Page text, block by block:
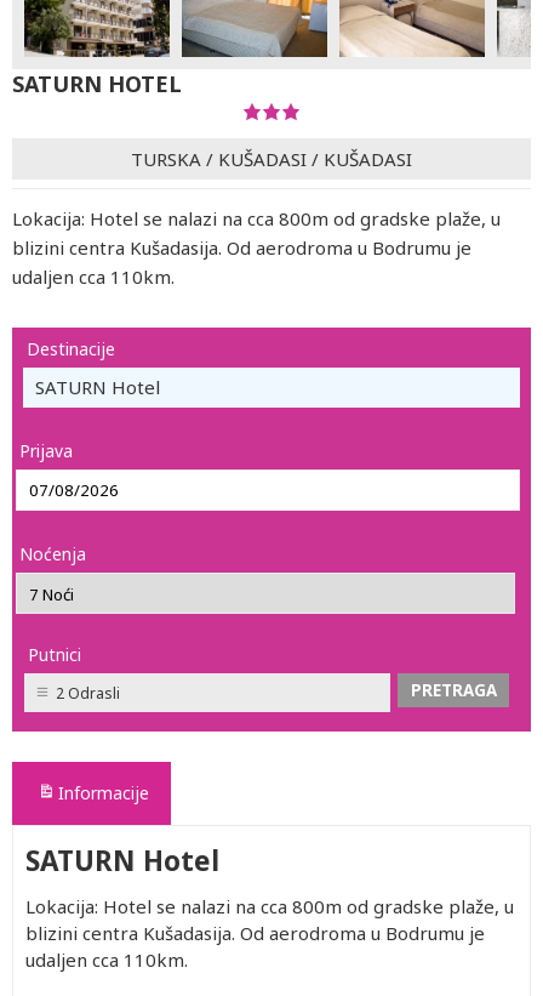
SATURN HOTEL
TURSKA / KUŠADASI / KUŠADASI
Lokacija: Hotel se nalazi na cca 800m od gradske plaže, u
blizini centra Kušadasija. Od aerodroma u Bodrumu je
udaljen cca 110km.
Destinacije
SATURN Hotel
Prijava
Noćenja
Putnici
2 Odrasli
Informacije
SATURN Hotel
Lokacija: Hotel se nalazi na cca 800m od gradske plaže, u
blizini centra Kušadasija. Od aerodroma u Bodrumu je
udaljen cca 110km.